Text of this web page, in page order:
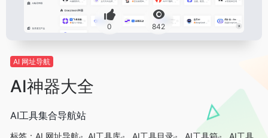
0 842
AI 网址导航
AI神器大全
AI工具集合导航站
标签： AI 网址导航 AI工具库 AI工具目录 AI工具箱
AI工具